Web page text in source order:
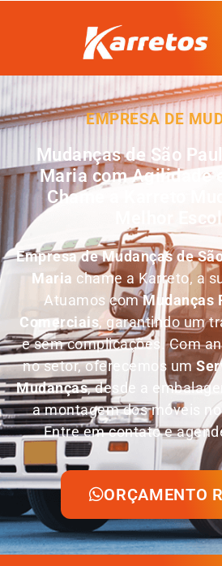
EMPRESA DE
Mudanças de São
Maria com Agilidade
Chame a Karreto
Melhor
Empresa deMudanças de
Maria chame a Karreto, a
Atuamos comMudanças
Comerciais, garantindo um
e sem complicações. Com
no setor, oferecemos um
Mudanças, desde a
a montagem dos móveis
Entre em contato e
ORÇAMENTO